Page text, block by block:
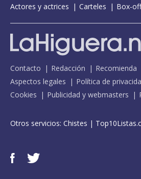
Actores y actrices
Carteles Box-
Contacto Redacción Recomienda
Aspectos legales
Política de
Cookies
Publicidad y webmasters
Otros servicios: Chistes |